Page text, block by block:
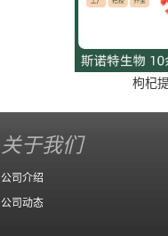
枸杞
关于我们
公司介绍
公司动态